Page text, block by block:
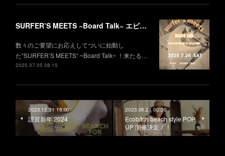
SURFER’S MEETS ~Board Talk~ エピソード2 フィン編
数々のご要望にお応えしてついに始動し
た“SURFER’S MEETS“ ~Board Talk~ ！来たる…
2025.07.05 08:15
2023.12.31 15:00
謹賀新年 2024
2023.05.21 00:00
Ecob/tch beach style POP
UP 開催決定！！